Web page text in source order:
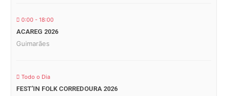
0:00 - 18:00
ACAREG 2026
Guimarães
Todo o Dia
FEST’IN FOLK CORREDOURA 2026